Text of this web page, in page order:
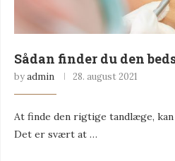
Sådan finder du den
byadmin 28. august 2021
At finde den rigtige tandlæge,
Det er svært at …